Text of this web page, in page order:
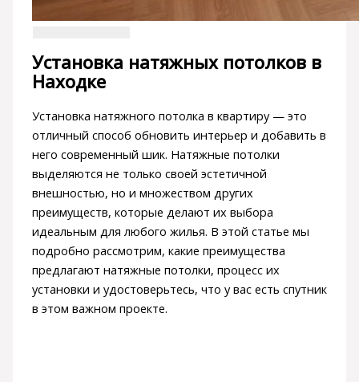
Установка натяжных потолков в
Находке
Установка натяжного потолка в квартиру — это
отличный способ обновить интерьер и добавить в
него современный шик. Натяжные потолки
выделяются не только своей эстетичной
внешностью, но и множеством других
преимуществ, которые делают их выбора
идеальным для любого жилья. В этой статье мы
подробно рассмотрим, какие преимущества
предлагают натяжные потолки, процесс их
установки и удостоверьтесь, что у вас есть спутник
в этом важном проекте.